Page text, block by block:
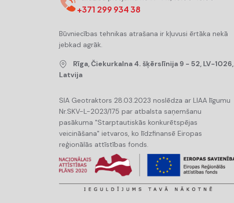
+371 299 934 38
Būvniecības tehnikas atrašana ir kļuvusi ērtāka nekā
jebkad agrāk.
Rīga, Čiekurkalna 4. šķērslīnija 9 - 52, LV-1026,
Latvija
SIA Geotraktors 28.03.2023 noslēdza ar LIAA līgumu
Nr.SKV-L-2023/175 par atbalsta saņemšanu
pasākuma "Starptautiskās konkurētspējas
veicināšana" ietvaros, ko līdzfinansē Eiropas
reģionālās attīstības fonds.